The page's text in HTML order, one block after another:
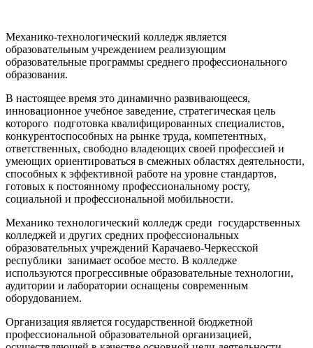
Механико-технологический колледж является
образовательным учреждением реализующим
образовательные программы среднего профессионального
образования.
В настоящее время это динамично развивающееся,
инновационное учебное заведение, стратегическая цель
которого подготовка квалифицированных специалистов,
конкурентоспособных на рынке труда, компетентных,
ответственных, свободно владеющих своей профессией и
умеющих ориентироваться в смежных областях деятельности,
способных к эффективной работе на уровне стандартов,
готовых к постоянному профессиональному росту,
социальной и профессиональной мобильности.
Механико технологический колледж среди государственных
колледжей и других средних профессиональных
образовательных учреждений Карачаево-Черкесской
республики занимает особое место. В колледже
используются прогрессивные образовательные технологии,
аудитории и лаборатории оснащены современным
оборудованием.
Организация является государственной бюджетной
профессиональной образовательной организацией,